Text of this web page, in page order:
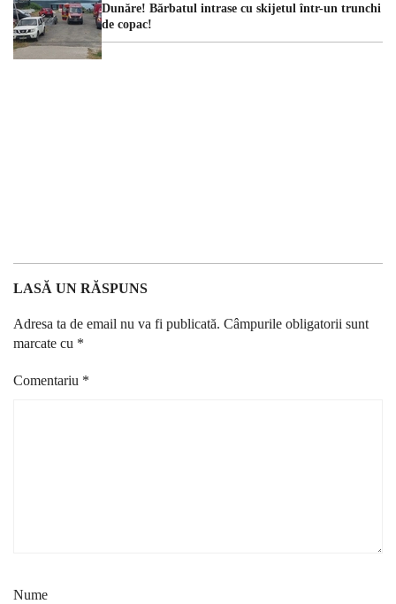
Dunăre! Bărbatul intrase cu skijetul într-un trunchi
de copac!
LASĂ UN RĂSPUNS
Adresa ta de email nu va fi publicată. Câmpurile obligatorii sunt
marcate cu *
Comentariu *
Nume